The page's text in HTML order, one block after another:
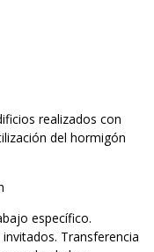
realizados con
del hormigón
específico.
Transferencia